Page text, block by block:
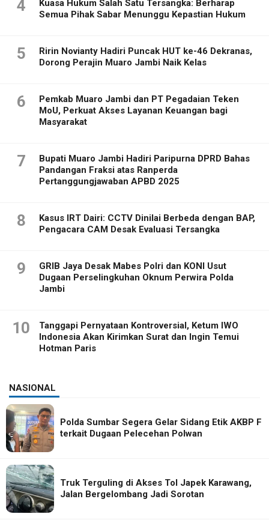
4
Kuasa Hukum Salah Satu Tersangka: Berharap
Semua Pihak Sabar Menunggu Kepastian Hukum
5
Ririn Novianty Hadiri Puncak HUT ke-46 Dekranas,
Dorong Perajin Muaro Jambi Naik Kelas
6
Pemkab Muaro Jambi dan PT Pegadaian Teken
MoU, Perkuat Akses Layanan Keuangan bagi
Masyarakat
7
Bupati Muaro Jambi Hadiri Paripurna DPRD Bahas
Pandangan Fraksi atas Ranperda
Pertanggungjawaban APBD 2025
8
Kasus IRT Dairi: CCTV Dinilai Berbeda dengan BAP,
Pengacara CAM Desak Evaluasi Tersangka
9
GRIB Jaya Desak Mabes Polri dan KONI Usut
Dugaan Perselingkuhan Oknum Perwira Polda
Jambi
10
Tanggapi Pernyataan Kontroversial, Ketum IWO
Indonesia Akan Kirimkan Surat dan Ingin Temui
Hotman Paris
NASIONAL
Polda Sumbar Segera Gelar Sidang Etik AKBP F
terkait Dugaan Pelecehan Polwan
Truk Terguling di Akses Tol Japek Karawang,
Jalan Bergelombang Jadi Sorotan